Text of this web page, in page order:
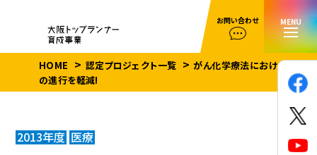
お問い合わせ MENU
HOME 認定プロジェクト一覧
がん化学療法における脱毛
の進行を軽減!
2013年度 医療